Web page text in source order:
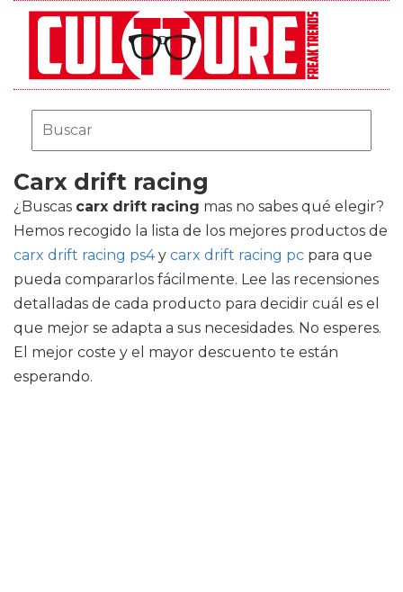
Carx drift racing
¿Buscas carx drift racing mas no sabes qué elegir?
Hemos recogido la lista de los mejores productos de
carx drift racing ps4y carx drift racing pc para que
pueda compararlos fácilmente. Lee las recensiones
detalladas de cada producto para decidir cuál es el
que mejor se adapta a sus necesidades. No esperes.
El mejor coste y el mayor descuento te están
esperando.